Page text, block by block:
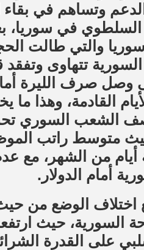
الدعم وتساهم في
السلطوي في سوريا،
والتي طالت
تتهاوى
وصل صرف الليرة
القادمة، وهذا
الشعب السوري
متوسط راتب
من الشهر، مع
أمام الدولار.
اختلاف الوضع من
السورية، حيث
القدرة